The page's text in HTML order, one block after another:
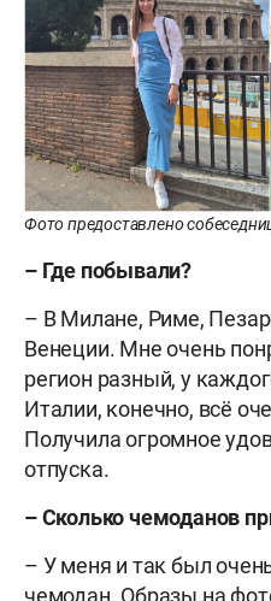
Фото предоставлено
– Где побывали?
– В Милане, Риме,
Венеции. Мне очень
регион разный, у
Италии, конечно, всё
Получила огромное
отпуска.
– Сколько чемоданов
– У меня и так был